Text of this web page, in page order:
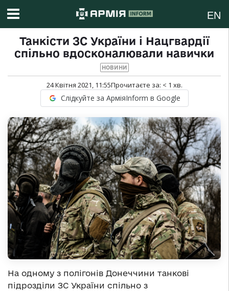
EN
Танкісти ЗС України і Нацгвардії
спільно вдосконалювали навички
НОВИНИ
24 Квітня 2021, 11:55Прочитаєте за: < 1 хв.
Слідкуйте за АрміяInform в Google
На одному з полігонів Донеччини танкові
підрозділи ЗС України спільно з